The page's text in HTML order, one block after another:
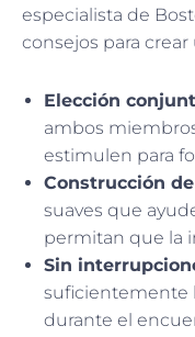
especialista de
consejos para crear
Elección
ambos
estimulen para
Construcción
suaves que
permitan que la
Sin
suficientemente
durante el